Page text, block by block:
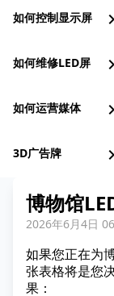
如何控制显示屏 chevron_right
如何维修LED屏 chevron_right
如何运营媒体 chevron_right
3D广告牌 chevron_right
博物馆
2026年6月4日
如果您正在为
张表格将是您
果：